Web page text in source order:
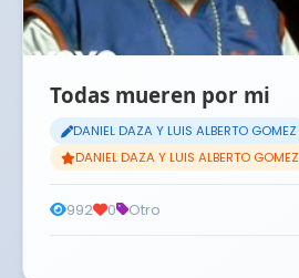
Todas mueren por mi
DANIEL DAZA Y LUIS ALBERTO GOMEZ
DANIEL DAZA Y LUIS ALBERTO GOMEZ
992 0 Otro